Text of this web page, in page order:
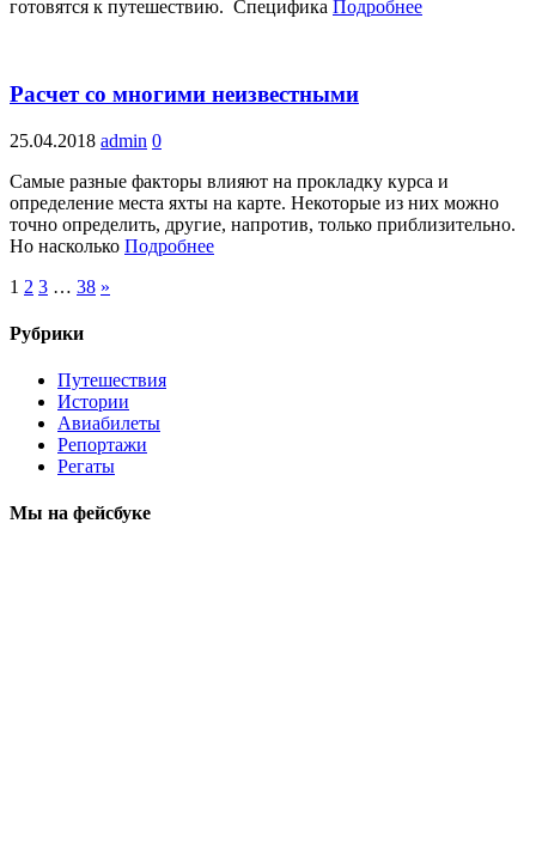
готовятся к путешествию. Специфика Подробнее
Расчет со многими неизвестными
25.04.2018 admin 0
Самые разные факторы влияют на прокладку курса и
определение места яхты на карте. Некоторые из них можно
точно определить, другие, напротив, только приблизительно.
Но насколько Подробнее
1 2 3 … 38 »
Рубрики
Путешествия
Истории
Авиабилеты
Репортажи
Регаты
Мы на фейсбуке